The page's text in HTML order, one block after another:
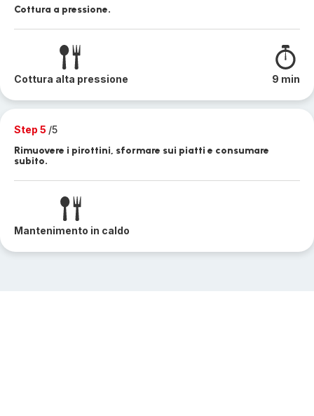
Cottura a pressione.
Cottura alta pressione 9 min
Step 5 /5
Rimuovere i pirottini, sformare sui piatti e consumare
subito.
Mantenimento in caldo